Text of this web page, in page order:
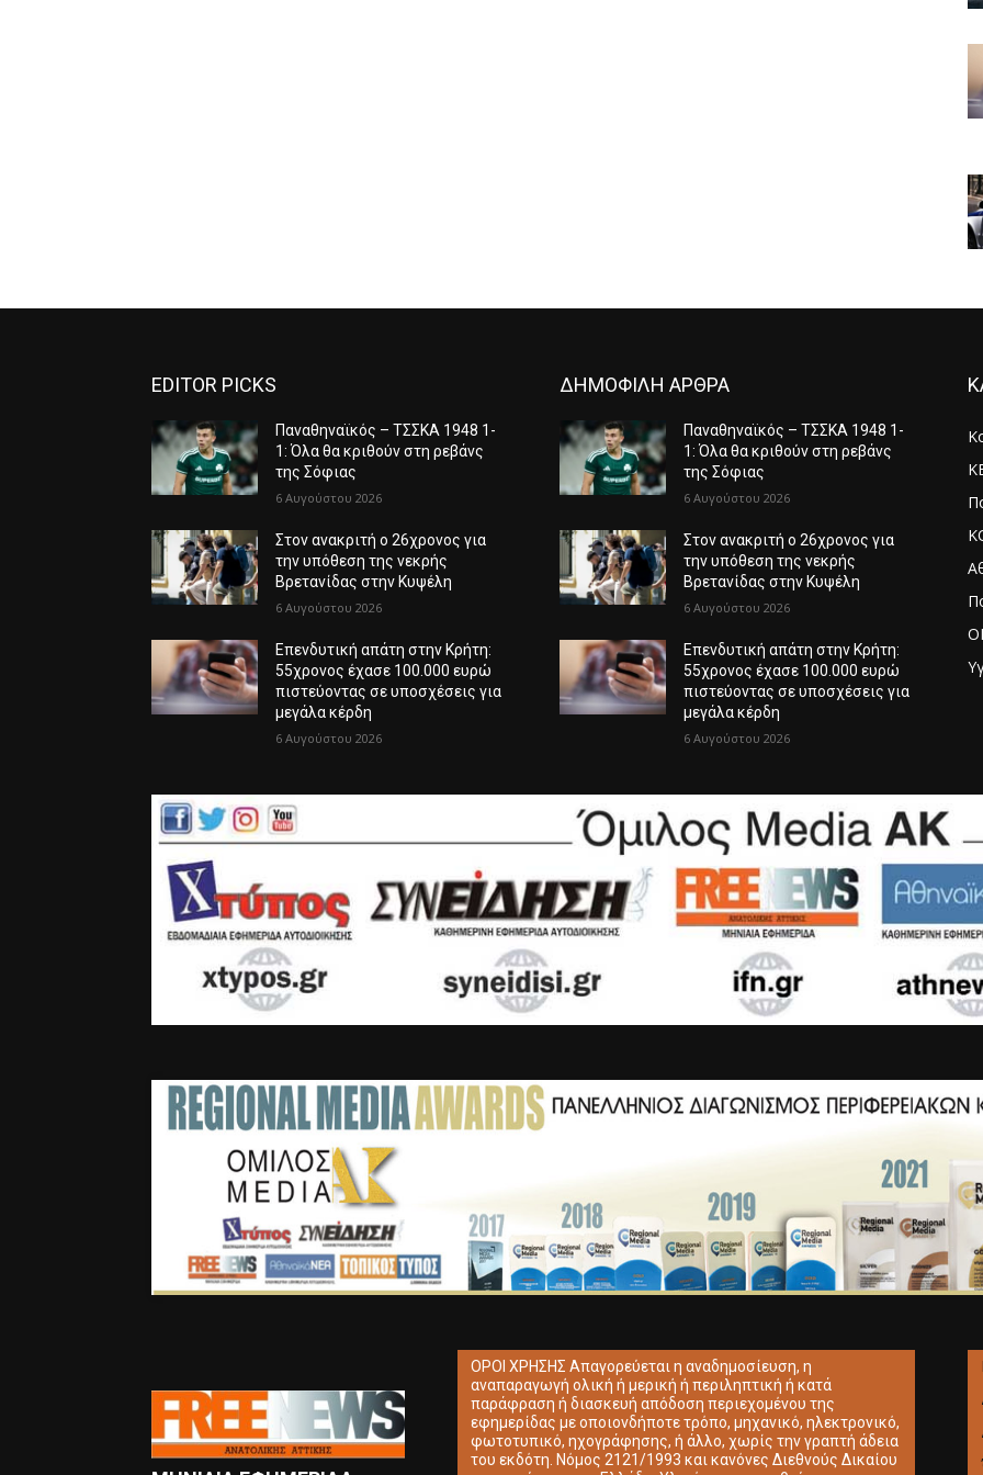
EDITOR PICKS
Παναθηναϊκός – ΤΣΣΚΑ 1948 1-
1: Όλα θα κριθούν στη ρεβάνς
της Σόφιας
6 Αυγούστου 2026
Στον ανακριτή ο 26χρονος για
την υπόθεση της νεκρής
Βρετανίδας στην Κυψέλη
6 Αυγούστου 2026
Επενδυτική απάτη στην Κρήτη:
55χρονος έχασε 100.000 ευρώ
πιστεύοντας σε υποσχέσεις για
μεγάλα κέρδη
6 Αυγούστου 2026
ΔΗΜΟΦΙΛΗ ΑΡΘΡΑ
Παναθηναϊκός – ΤΣΣΚΑ 1948 1-
1: Όλα θα κριθούν στη ρεβάνς
της Σόφιας
6 Αυγούστου 2026
Στον ανακριτή ο 26χρονος για
την υπόθεση της νεκρής
Βρετανίδας στην Κυψέλη
6 Αυγούστου 2026
Επενδυτική απάτη στην Κρήτη:
55χρονος έχασε 100.000 ευρώ
πιστεύοντας σε υποσχέσεις για
μεγάλα κέρδη
6 Αυγούστου 2026
ΟΡΟΙ ΧΡΗΣΗΣ Απαγορεύεται η αναδημοσίευση, η
αναπαραγωγή ολική ή μερική ή περιληπτική ή κατά
παράφραση ή διασκευή απόδοση περιεχομένου της
εφημερίδας με οποιονδήποτε τρόπο, μηχανικό, ηλεκτρονικό,
φωτοτυπικό, ηχογράφησης, ή άλλο, χωρίς την γραπτή άδεια
του εκδότη. Νόμος 2121/1993 και κανόνες Διεθνούς Δικαίου